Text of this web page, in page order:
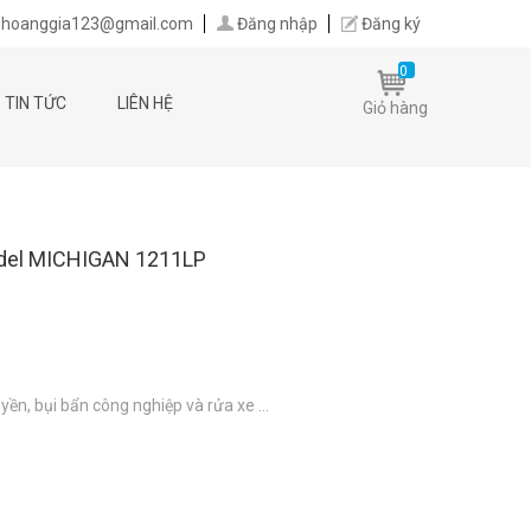
Đăng nhập Đăng ký
TIN TỨC LIÊN HỆ
0
Giỏ hàng
MICHIGAN 1211LP
bụi bẩn công nghiệp và rửa xe …